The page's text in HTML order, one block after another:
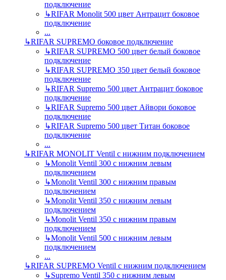
подключение
↳RIFAR Monolit 500 цвет Антрацит боковое
подключение
...
↳RIFAR SUPREMO боковое подключение
↳RIFAR SUPREMO 500 цвет белый боковое
подключение
↳RIFAR SUPREMO 350 цвет белый боковое
подключение
↳RIFAR Supremo 500 цвет Антрацит боковое
подключение
↳RIFAR Supremo 500 цвет Айвори боковое
подключение
↳RIFAR Supremo 500 цвет Титан боковое
подключение
...
↳RIFAR MONOLIT Ventil с нижним подключением
↳Monolit Ventil 300 с нижним левым
подключением
↳Monolit Ventil 300 с нижним правым
подключением
↳Monolit Ventil 350 с нижним левым
подключением
↳Monolit Ventil 350 с нижним правым
подключением
↳Monolit Ventil 500 с нижним левым
подключением
...
↳RIFAR SUPREMO Ventil с нижним подключением
↳Supremo Ventil 350 с нижним левым